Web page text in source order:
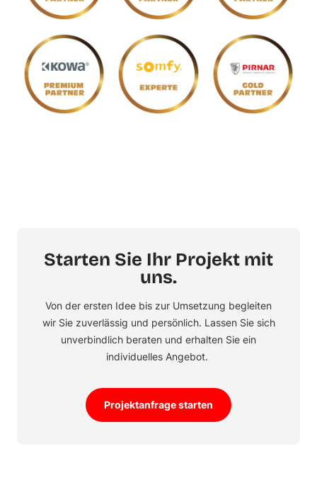
Starten Sie Ihr Projekt mit
uns.
Von der ersten Idee bis zur Umsetzung begleiten
wir Sie zuverlässig und persönlich. Lassen Sie sich
unverbindlich beraten und erhalten Sie ein
individuelles Angebot.
Projektanfrage starten